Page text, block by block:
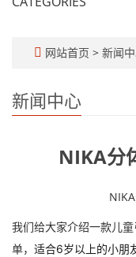
网站首页 > 新闻
新闻中心
NIKA分
我们给大家介绍一款儿
单， 适合6岁以上的小朋